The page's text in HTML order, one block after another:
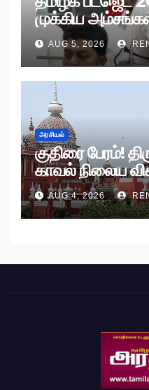
முக்கிய
AUG 5, 2026
அரசியல்
குதிரை பேரம்!
காவல் நிலைய
AUG 4, 2026